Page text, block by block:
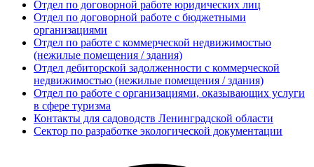
Отдел по договорной работе юридических лиц
Отдел по договорной работе с бюджетными
организациями
Отдел по работе с коммерческой недвижимостью
(нежилые помещения / здания)
Отдел дебиторской задолженности с коммерческой
недвижимостью (нежилые помещения / здания)
Отдел по работе с организациями, оказывающих услуги
в сфере туризма
Контакты для садоводств Ленинградской области
Сектор по разработке экологической документации